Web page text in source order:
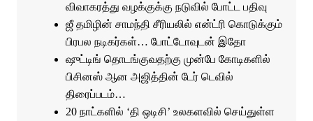
விவாகரத்து வழக்குக்கு நடுவில் போட்ட பதிவு
ஜீ தமிழின் சாமந்தி சீரியலில் என்ட்ரி கொடுக்கும்
பிரபல நடிகர்கள்… போட்டோவுடன் இதோ
ஷுட்டிங் தொடங்குவதற்கு முன்பே கோடிகளில்
பிசினஸ் ஆன அஜித்தின் டேர் டெவில்
திரைப்படம்…
20 நாட்களில் ‘தி ஒடிசி’ உலகளவில் செய்துள்ள